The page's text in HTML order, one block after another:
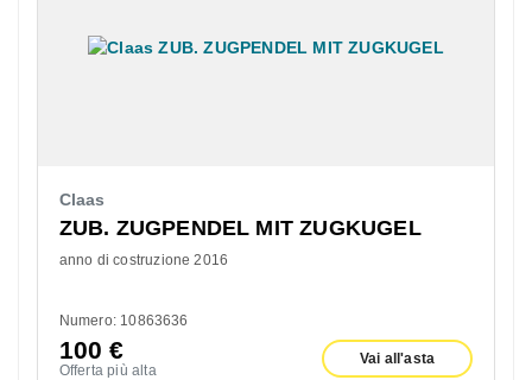
Claas
ZUB. ZUGPENDEL MIT ZUGKUGEL
anno di costruzione 2016
Numero: 10863636
100€
Offerta più alta
Vai all'asta